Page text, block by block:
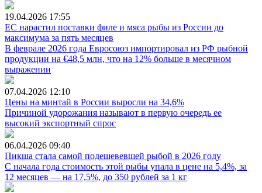
19.04.2026 17:55
ЕС нарастил поставки филе и мяса рыбы из России до
максимума за пять месяцев
В феврале 2026 года Евросоюз импортировал из РФ рыбной
продукции на €48,5 млн, что на 12% больше в месячном
выражении
07.04.2026 12:10
Цены на минтай в России выросли на 34,6%
Причиной удорожания называют в первую очередь ее
высокий экспортный спрос
06.04.2026 09:40
Пикша стала самой подешевевшей рыбой в 2026 году
С начала года стоимость этой рыбы упала в цене на 5,4%, за
12 месяцев — на 17,5%, до 350 рублей за 1 кг